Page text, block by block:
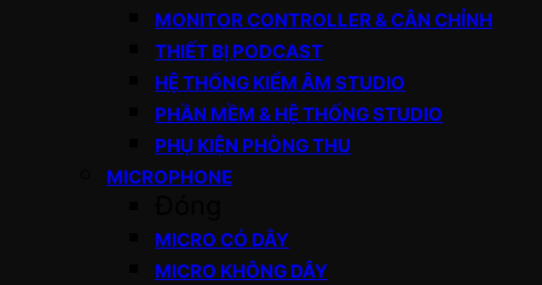
MONITOR CONTROLLER & CÂN CHỈNH
THIẾT BỊ PODCAST
HỆ THỐNG KIỂM ÂM STUDIO
PHẦN MỀM & HỆ THỐNG STUDIO
PHỤ KIỆN PHÒNG THU
MICROPHONE
MICRO CÓ DÂY
MICRO KHÔNG DÂY